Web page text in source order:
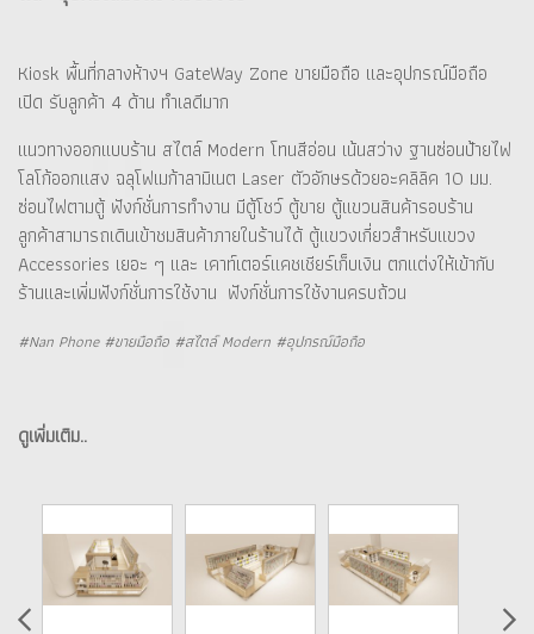
Kiosk พื้นที่กลางห้างฯ GateWay Zone ขายมือถือ และอุปกรณ์มือถือ
เปิด รับลูกค้า 4 ด้าน ทำเลดีมาก
แนวทางออกแบบร้าน สไตล์ Modern โทนสีอ่อน เน้นสว่าง ฐานซ่อนป้ายไฟ
โลโก้ออกแสง ฉลุโฟเมก้าลามิเนต Laser ตัวอักษรด้วยอะคลิลิค 10 มม.
ซ่อนไฟตามตู้ ฟังก์ชั่นการทำงาน มีตู้โชว์ ตู้ขาย ตู้แขวนสินค้ารอบร้าน
ลูกค้าสามารถเดินเข้าชมสินค้าภายในร้านได้ ตู้แขวงเกี่ยวสำหรับแขวง
Accessories เยอะ ๆ และ เคาท์เตอร์แคชเชียร์เก็บเงิน ตกแต่งให้เข้ากับ
ร้านและเพิ่มฟังก์ชั่นการใช้งาน ฟังก์ชั่นการใช้งานครบถ้วน
#Nan Phone #ขายมือถือ #สไตล์ Modern #อุปกรณ์มือถือ
ดูเพิ่มเติม..